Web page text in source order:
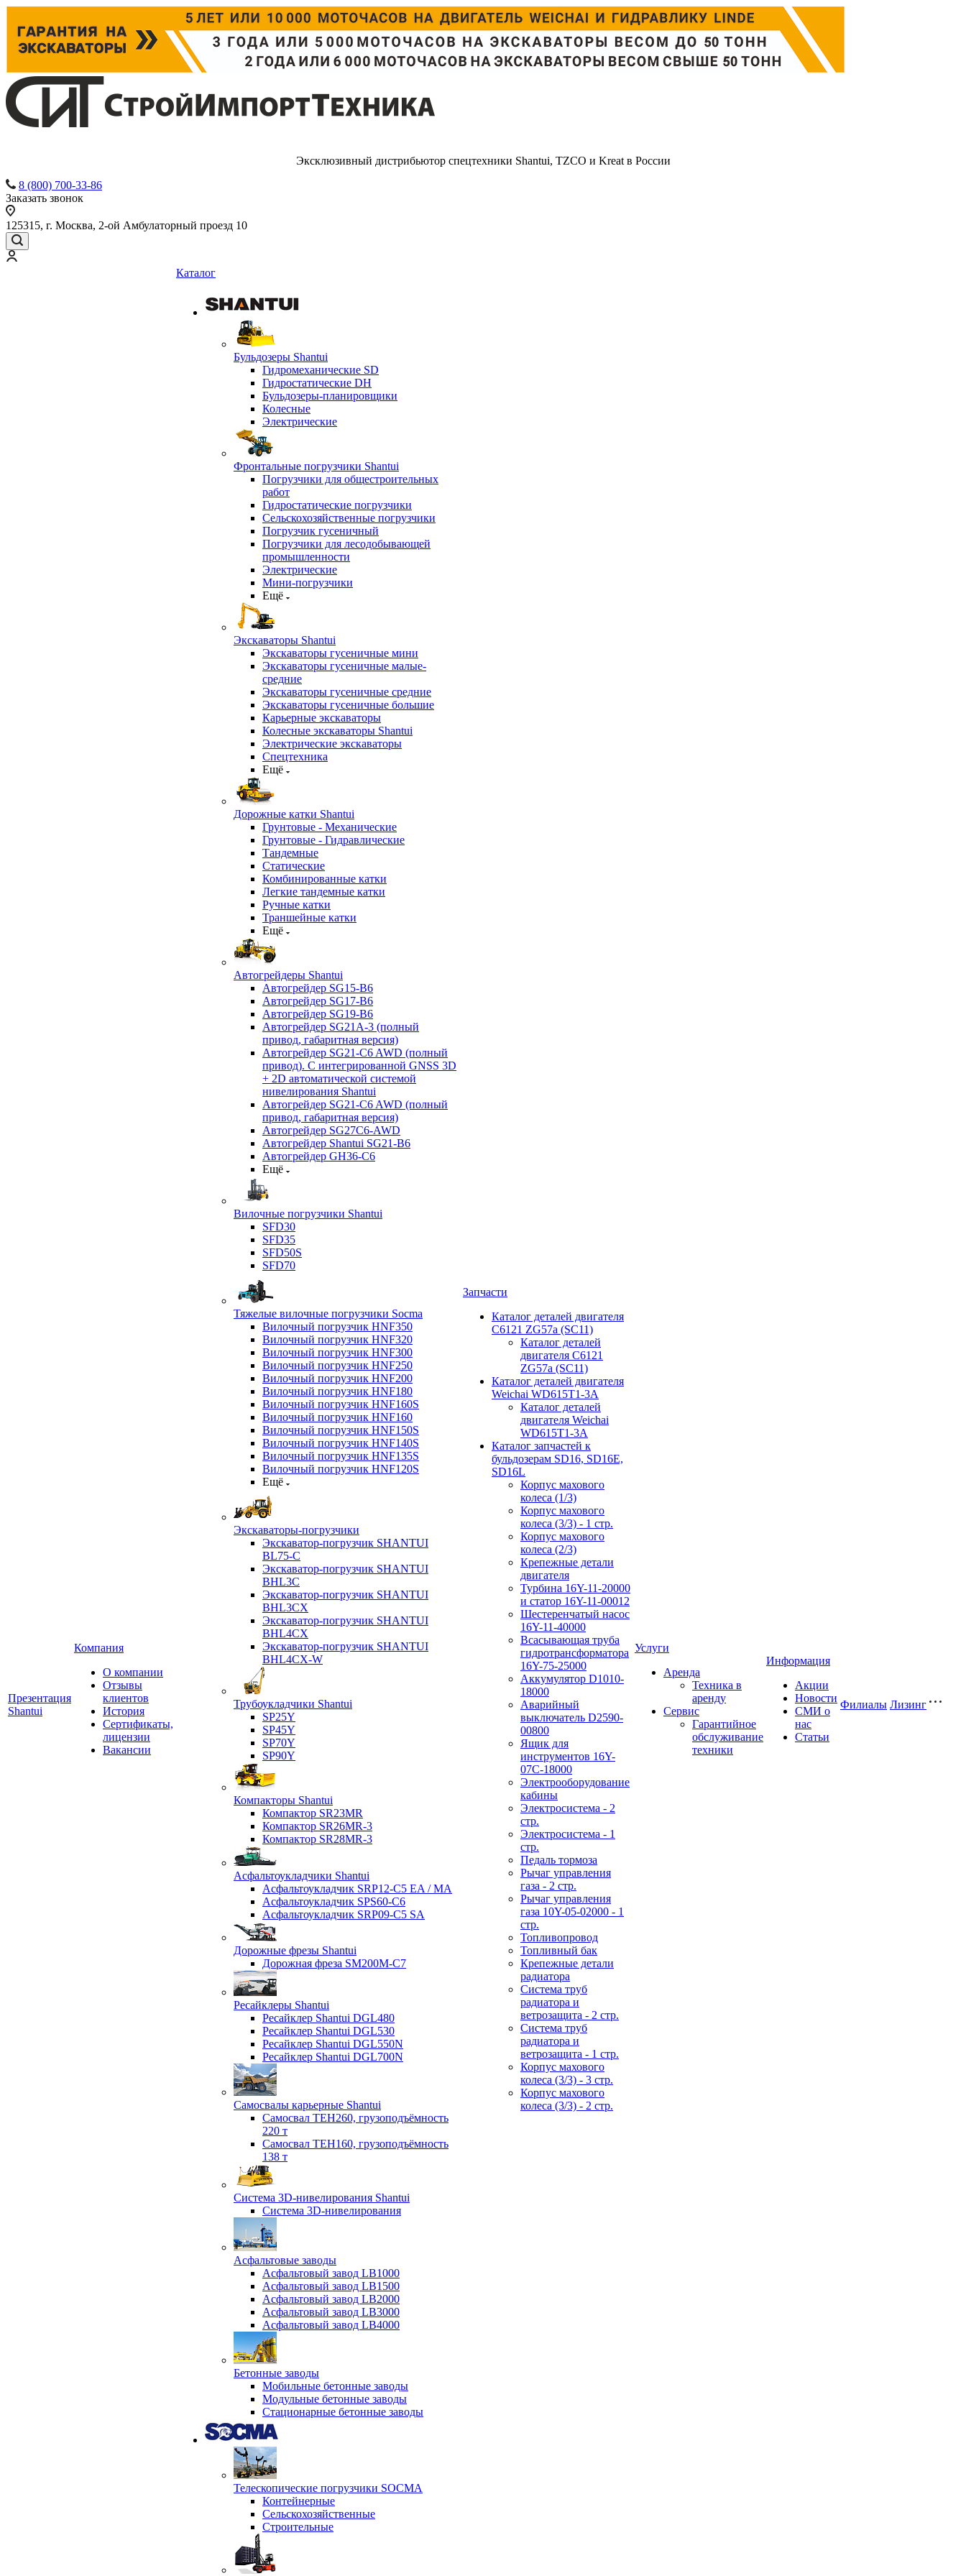
Эксклюзивный дистрибьютор спецтехники Shantui, TZCO и Kreat в России
8 (800) 700-33-86
Заказать звонок
125315, г. Москва, 2-ой Амбулаторный проезд 10
Презентация
Shantui
Компания
О компании
Отзывы
клиентов
История
Сертификаты,
лицензии
Вакансии
Каталог
Бульдозеры Shantui
Гидромеханические SD
Гидростатические DH
Бульдозеры-планировщики
Колесные
Электрические
Фронтальные погрузчики Shantui
Погрузчики для общестроительных
работ
Гидростатические погрузчики
Сельскохозяйственные погрузчики
Погрузчик гусеничный
Погрузчики для лесодобывающей
промышленности
Электрические
Мини-погрузчики
Ещё
Экскаваторы Shantui
Экскаваторы гусеничные мини
Экскаваторы гусеничные малые-
средние
Экскаваторы гусеничные средние
Экскаваторы гусеничные большие
Карьерные экскаваторы
Колесные экскаваторы Shantui
Электрические экскаваторы
Спецтехника
Ещё
Дорожные катки Shantui
Грунтовые - Механические
Грунтовые - Гидравлические
Тандемные
Статические
Комбинированные катки
Легкие тандемные катки
Ручные катки
Траншейные катки
Ещё
Автогрейдеры Shantui
Автогрейдер SG15-B6
Автогрейдер SG17-B6
Автогрейдер SG19-B6
Автогрейдер SG21А-3 (полный
привод, габаритная версия)
Автогрейдер SG21-C6 AWD (полный
привод). С интегрированной GNSS 3D
+ 2D автоматической системой
нивелирования Shantui
Автогрейдер SG21-C6 AWD (полный
привод, габаритная версия)
Автогрейдер SG27C6-AWD
Автогрейдер Shantui SG21-B6
Автогрейдер GH36-C6
Ещё
Вилочные погрузчики Shantui
SFD30
SFD35
SFD50S
SFD70
Тяжелые вилочные погрузчики Socma
Вилочный погрузчик HNF350
Вилочный погрузчик HNF320
Вилочный погрузчик HNF300
Вилочный погрузчик HNF250
Вилочный погрузчик HNF200
Вилочный погрузчик HNF180
Вилочный погрузчик HNF160S
Вилочный погрузчик HNF160
Вилочный погрузчик HNF150S
Вилочный погрузчик HNF140S
Вилочный погрузчик HNF135S
Вилочный погрузчик HNF120S
Ещё
Экскаваторы-погрузчики
Экскаватор-погрузчик SHANTUI
BL75-C
Экскаватор-погрузчик SHANTUI
BHL3C
Экскаватор-погрузчик SHANTUI
BHL3CX
Экскаватор-погрузчик SHANTUI
BHL4CX
Экскаватор-погрузчик SHANTUI
BHL4CX-W
Трубоукладчики Shantui
SP25Y
SP45Y
SP70Y
SP90Y
Компакторы Shantui
Компактор SR23MR
Компактор SR26MR-3
Компактор SR28MR-3
Асфальтоукладчики Shantui
Асфальтоукладчик SRP12-C5 EA / МА
Асфальтоукладчик SPS60-C6
Асфальтоукладчик SRP09-C5 SA
Дорожные фрезы Shantui
Дорожная фреза SM200M-C7
Ресайклеры Shantui
Ресайклер Shantui DGL480
Ресайклер Shantui DGL530
Ресайклер Shantui DGL550N
Ресайклер Shantui DGL700N
Самосвалы карьерные Shantui
Самосвал TEH260, грузоподъёмность
220 т
Самосвал TEH160, грузоподъёмность
138 т
Система 3D-нивелирования Shantui
Система 3D-нивелирования
Асфальтовые заводы
Асфальтовый завод LB1000
Асфальтовый завод LB1500
Асфальтовый завод LB2000
Асфальтовый завод LB3000
Асфальтовый завод LB4000
Бетонные заводы
Мобильные бетонные заводы
Модульные бетонные заводы
Стационарные бетонные заводы
Телескопические погрузчики SOCMA
Контейнерные
Сельскохозяйственные
Строительные
Запчасти
Каталог деталей двигателя
C6121 ZG57a (SC11)
Каталог деталей
двигателя C6121
ZG57a (SC11)
Каталог деталей двигателя
Weichai WD615T1-3A
Каталог деталей
двигателя Weichai
WD615T1-3A
Каталог запчастей к
бульдозерам SD16, SD16E,
SD16L
Корпус махового
колеса (1/3)
Корпус махового
колеса (3/3) - 1 стр.
Корпус махового
колеса (2/3)
Крепежные детали
двигателя
Турбина 16Y-11-20000
и статор 16Y-11-00012
Шестеренчатый насос
16Y-11-40000
Всасывающая труба
гидротрансформатора
16Y-75-25000
Аккумулятор D1010-
18000
Аварийный
выключатель D2590-
00800
Ящик для
инструментов 16Y-
07С-18000
Электрооборудование
кабины
Электросистема - 2
стр.
Электросистема - 1
стр.
Педаль тормоза
Рычаг управления
газа - 2 стр.
Рычаг управления
газа 10Y-05-02000 - 1
стр.
Топливопровод
Топливный бак
Крепежные детали
радиатора
Система труб
радиатора и
ветрозащита - 2 стр.
Система труб
радиатора и
ветрозащита - 1 стр.
Корпус махового
колеса (3/3) - 3 стр.
Корпус махового
колеса (3/3) - 2 стр.
Услуги
Аренда
Техника в
аренду
Сервис
Гарантийное
обслуживание
техники
Информация
Акции
Новости
СМИ о
нас
Статьи
Филиалы Лизинг